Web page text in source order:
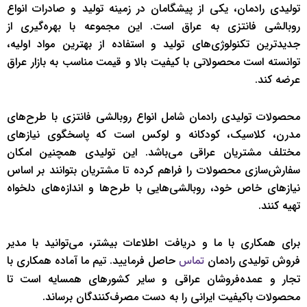
تولیدی رادمان، یکی از پیشگامان در زمینه تولید و صادرات انواع
روبالشی فانتزی به عراق است. این مجموعه با بهره‌گیری از
جدیدترین تکنولوژی‌های تولید و استفاده از بهترین مواد اولیه،
توانسته است محصولاتی با کیفیت بالا و قیمت مناسب به بازار عراق
عرضه کند.
محصولات تولیدی رادمان شامل انواع روبالشی فانتزی با طرح‌های
مدرن، کلاسیک، کودکانه و لوکس است که پاسخگوی نیازهای
مختلف مشتریان عراقی می‌باشد. این تولیدی همچنین امکان
سفارش‌سازی محصولات را فراهم کرده تا مشتریان بتوانند بر اساس
نیازهای خاص خود، روبالشی‌هایی با طرح‌ها و اندازه‌های دلخواه
تهیه کنند.
برای همکاری با ما و دریافت اطلاعات بیشتر، می‌توانید با مدیر
فروش تولیدی رادمان تماس حاصل فرمایید. تیم ما آماده همکاری با
تجار و عمده‌فروشان عراقی و سایر کشورهای همسایه است تا
محصولات باکیفیت ایرانی را به دست مصرف‌کنندگان برساند.